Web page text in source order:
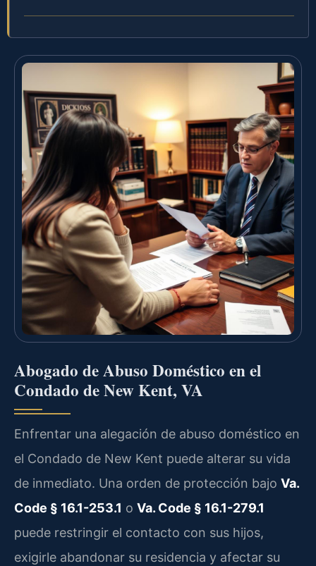
Abogado de Abuso Doméstico en el
Condado de New Kent, VA
Enfrentar una alegación de abuso doméstico en
el Condado de New Kent puede alterar su vida
de inmediato. Una orden de protección bajo Va.
Code § 16.1-253.1 o Va. Code § 16.1-279.1
puede restringir el contacto con sus hijos,
exigirle abandonar su residencia y afectar su